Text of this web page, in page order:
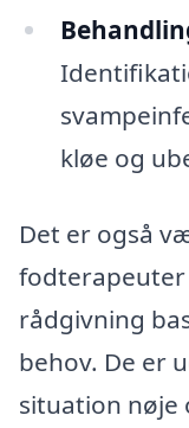
kløe og
Det er også
rådgivning
behov. De er
situation nøje